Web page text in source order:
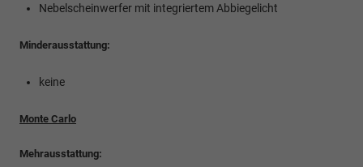
Nebelscheinwerfer mit integriertem Abbiegelicht
Minderausstattung:
keine
Monte Carlo
Mehrausstattung: